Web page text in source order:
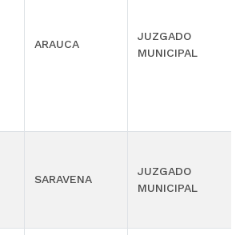
ARAUCA
JUZGADO
MUNICIPAL
SARAVENA
JUZGADO
MUNICIPAL